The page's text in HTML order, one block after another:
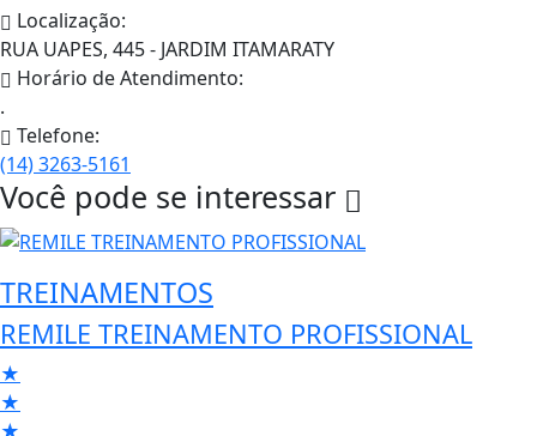
Localização:
RUA UAPES, 445 - JARDIM ITAMARATY
Horário de Atendimento:
.
Telefone:
(14) 3263-5161
Você pode se interessar
TREINAMENTOS
REMILE TREINAMENTO PROFISSIONAL
★
★